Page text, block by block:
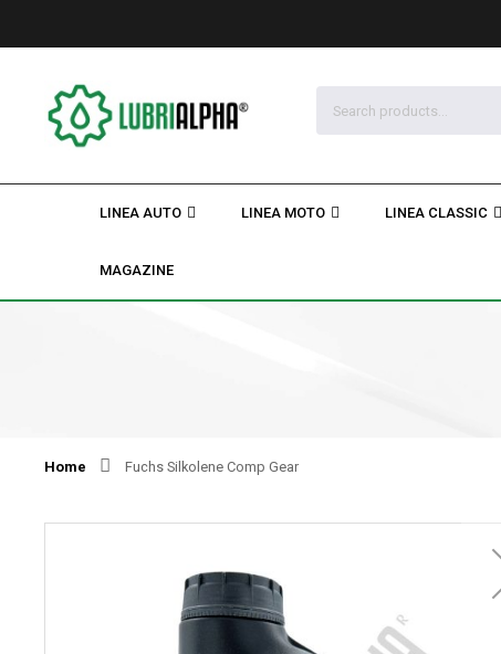
LINEA AUTO LINEA MOTO LINEA CLASSIC
MAGAZINE
Home Fuchs Silkolene Comp Gear